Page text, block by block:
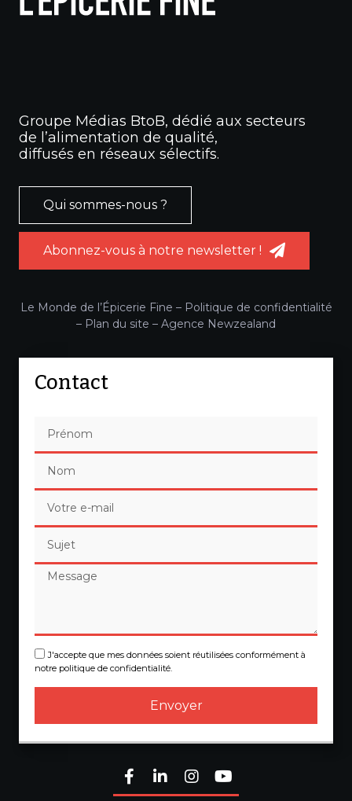
Groupe Médias BtoB, dédié aux secteurs
de l’alimentation de qualité,
diffusés en réseaux sélectifs.
Qui sommes-nous ?
Abonnez-vous à notre newsletter !
Le Monde de l’Épicerie Fine – Politique de confidentialité
– Plan du site – Agence Newzealand
Contact
J'accepte que mes données soient réutilisées conformément à
notre politique de confidentialité.
Envoyer